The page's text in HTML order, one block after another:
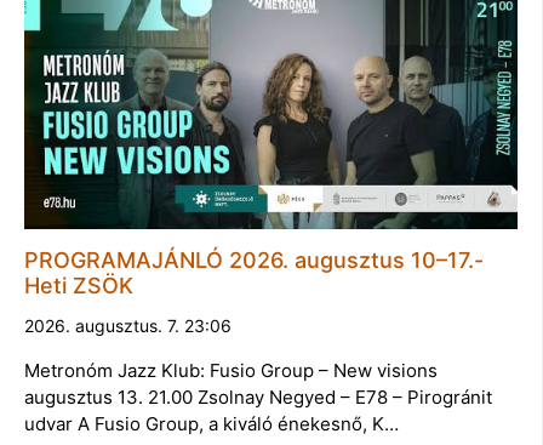
PROGRAMAJÁNLÓ 2026. augusztus 10–17.-
Heti ZSÖK
2026. augusztus. 7. 23:06
Metronóm Jazz Klub: Fusio Group – New visions
augusztus 13. 21.00 Zsolnay Negyed – E78 – Pirogránit
udvar A Fusio Group, a kiváló énekesnő, K…